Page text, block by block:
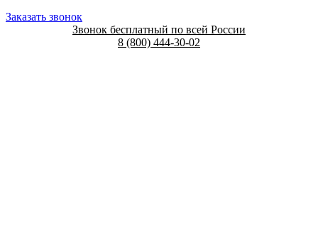
Заказать звонок
Звонок бесплатный по всей России
8 (800) 444-30-02